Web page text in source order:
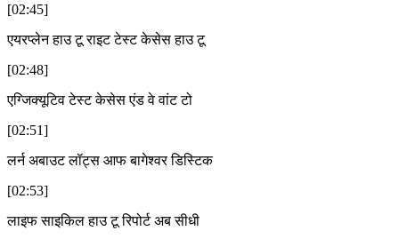
[02:45]
एयरप्लेन हाउ टू राइट टेस्ट केसेस हाउ टू
[02:48]
एग्जिक्यूटिव टेस्ट केसेस एंड वे वांट टो
[02:51]
लर्न अबाउट लॉट्स आफ बागेश्वर डिस्टिक
[02:53]
लाइफ साइकिल हाउ टू रिपोर्ट अब सीधी